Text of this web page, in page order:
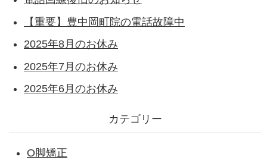
【重要】豊中岡町院の電話故障中
2025年8月のお休み
2025年7月のお休み
2025年6月のお休み
カテゴリー
O脚矯正